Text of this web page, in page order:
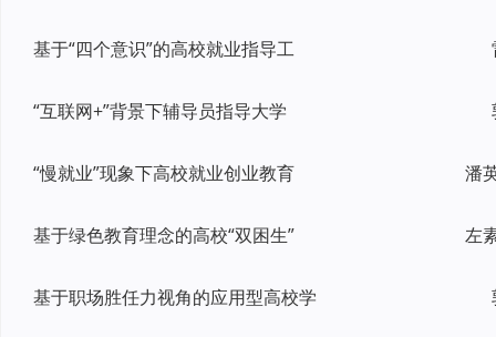
基于“四个意识”的高校就业指导工
“互联网+”背景下辅导员指导大学
“慢就业”现象下高校就业创业教育
基于绿色教育理念的高校“双困生”
基于职场胜任力视角的应用型高校学